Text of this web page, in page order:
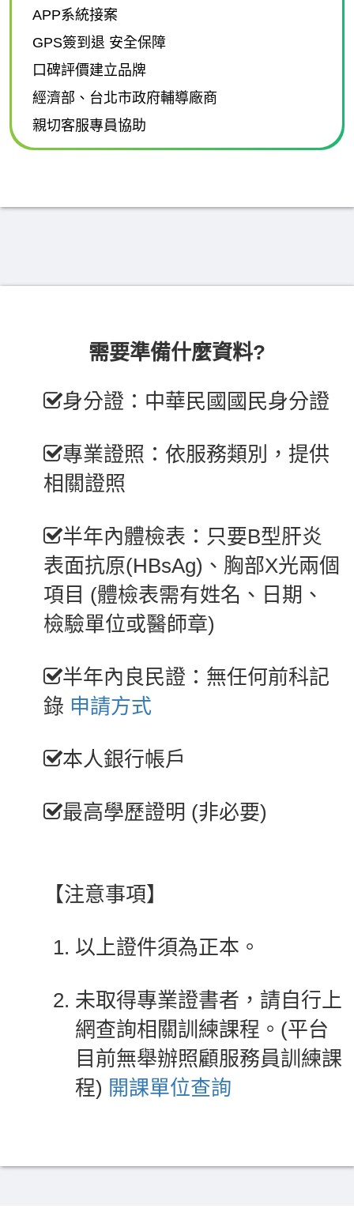
APP系統接案
GPS簽到退 安全保障
口碑評價建立品牌
經濟部、台北市政府輔導廠商
親切客服專員協助
需要準備什麼資料?
身分證：中華民國國民身分證
專業證照：依服務類別，提供
相關證照
半年內體檢表：只要B型肝炎
表面抗原(HBsAg)、胸部X光兩個
項目 (體檢表需有姓名、日期、
檢驗單位或醫師章)
半年內良民證：無任何前科記
錄 申請方式
本人銀行帳戶
最高學歷證明 (非必要)
【注意事項】
以上證件須為正本。
未取得專業證書者，請自行上
網查詢相關訓練課程。(平台
目前無舉辦照顧服務員訓練課
程) 開課單位查詢